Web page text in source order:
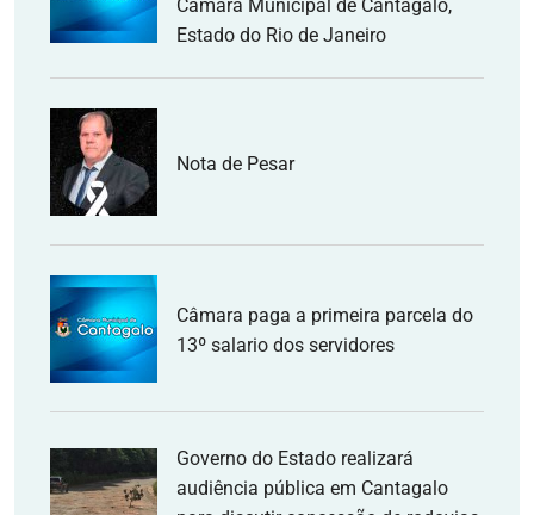
Câmara Municipal de Cantagalo,
Estado do Rio de Janeiro
Nota de Pesar
Câmara paga a primeira parcela do
13º salario dos servidores
Governo do Estado realizará
audiência pública em Cantagalo